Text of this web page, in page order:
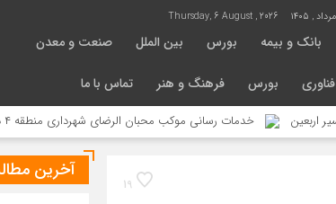
Thursday, 6 August , 2026
بانک و بیمه بورس بین الملل صنعت و معدن
فناوری بورس فرهنگ و هنر تماس با ما
خدمات رسانی موکب محبان الرضای شهرداری منطقه ۴ در مسیر مشایه
19
آخرین